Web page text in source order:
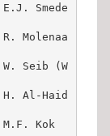
Smede
Molenaa
Seib (W
Al-Haid
Kok